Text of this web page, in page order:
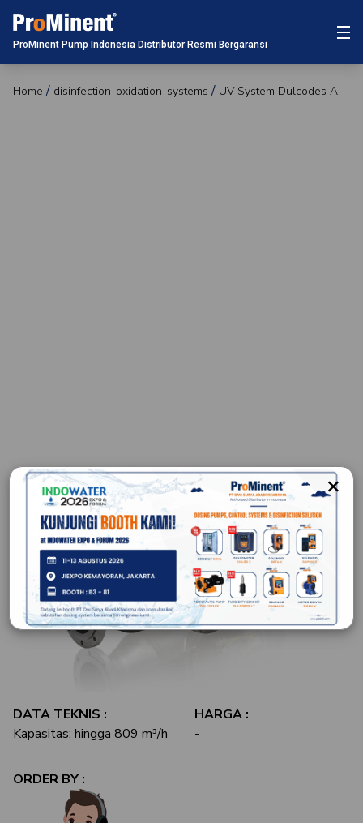
ProMinent Pump Indonesia Distributor Resmi Bergaransi
Home disinfection-oxidation-systems UV System Dulcodes A
DATA TEKNIS :
Kapasitas: hingga 809 m³/h
HARGA :
-
ORDER BY :
×